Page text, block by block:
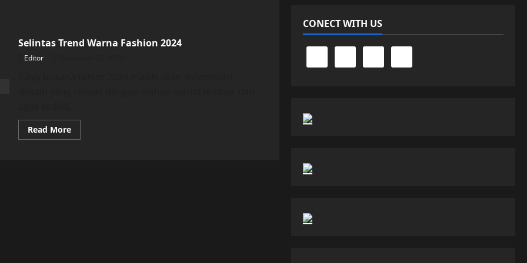
Selintas Trend Warna Fashion 2024
Editor
Read MoreRead
more
CONECT WITH US